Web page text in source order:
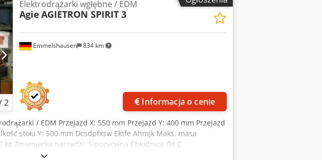
2
Emmelshausen 834 km
Elektrodrążarki wgłębne / EDM
Agie AGIETRON SPIRIT 3
Informacja o cenie
/ EDM Przejazd X: 550 mm Przejazd Y: 400 mm Przejazd
stołu Y: 500 mm Dcsdpfxsw Ektfe Ahmjk Maks. masa
Zmieniarka narzędzi: 5-pozycyjna Chłodnica Oś C